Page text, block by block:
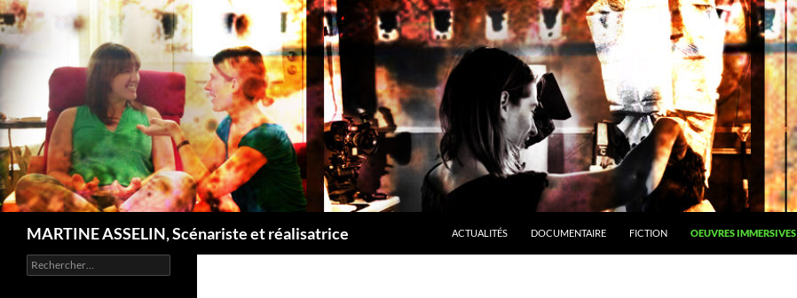
MARTINE ASSELIN, Scénariste et réalisatrice
ACTUALITÉS
DOCUMENTAIRE FICTION OEUVRES IMMERSIVES
Rechercher :